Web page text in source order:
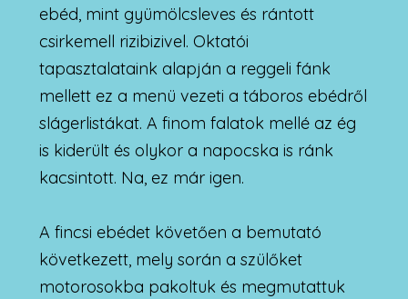
ebéd, mint gyümölcsleves és rántott
csirkemell rizibizivel. Oktatói
tapasztalataink alapján a reggeli fánk
mellett ez a menü vezeti a táboros ebédről
slágerlistákat. A finom falatok mellé az ég
is kiderült és olykor a napocska is ránk
kacsintott. Na, ez már igen.
A fincsi ebédet követően a bemutató
következett, mely során a szülőket
motorosokba pakoltuk és megmutattuk